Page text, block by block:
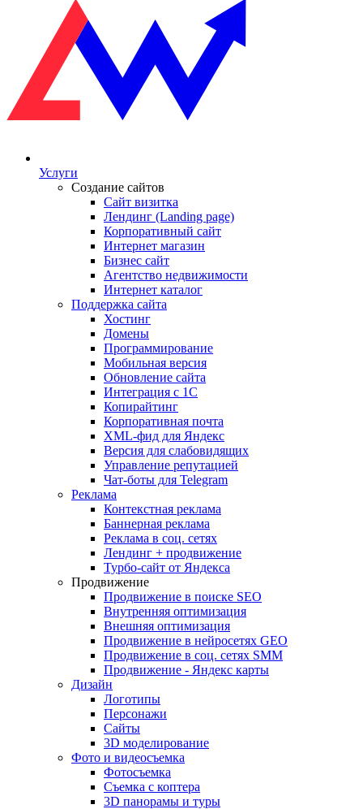
Услуги
Создание сайтов
Сайт визитка
Лендинг (Landing page)
Корпоративный сайт
Интернет магазин
Бизнес сайт
Агентство недвижимости
Интернет каталог
Поддержка сайта
Хостинг
Домены
Программирование
Мобильная версия
Обновление сайта
Интеграция с 1С
Копирайтинг
Корпоративная почта
XML-фид для Яндекс
Версия для слабовидящих
Управление репутацией
Чат-боты для Telegram
Реклама
Контекстная реклама
Баннерная реклама
Реклама в соц. сетях
Лендинг + продвижение
Турбо-сайт от Яндекса
Продвижение
Продвижение в поиске SEO
Внутренняя оптимизация
Внешняя оптимизация
Продвижение в нейросетях GEO
Продвижение в соц. сетях SMM
Продвижение - Яндекс карты
Дизайн
Логотипы
Персонажи
Сайты
3D моделирование
Фото и видеосъемка
Фотосъемка
Съемка с коптера
3D панорамы и туры